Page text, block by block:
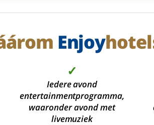
binnen bereik zijn.
Enjoy
✓
Iedere avond
entertainmentprogramma,
waaronder avond met
livemuziek